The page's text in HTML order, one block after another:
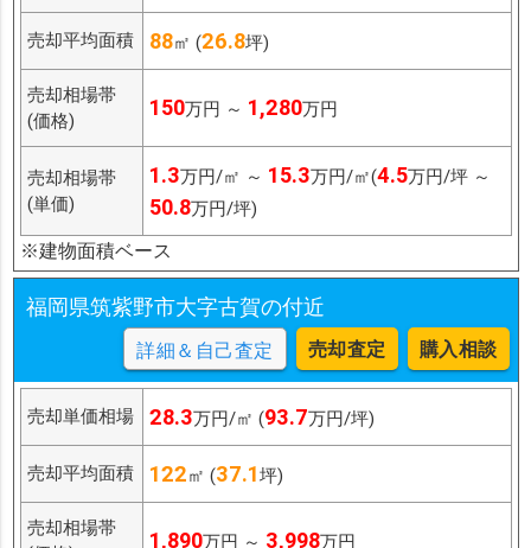
売却平均面積 88㎡ (26.8坪)
売却相場帯
(価格)
150万円 ～ 1,280万円
売却相場帯
(単価)
1.3万円/㎡ ～ 15.3万円/㎡(4.5万円/坪 ～
50.8万円/坪)
※建物面積ベース
福岡県筑紫野市大字古賀の付近
詳細＆自己査定 売却査定 購入相談
売却単価相場 28.3万円/㎡ (93.7万円/坪)
売却平均面積 122㎡ (37.1坪)
売却相場帯
1,890万円 ～ 3,998万円